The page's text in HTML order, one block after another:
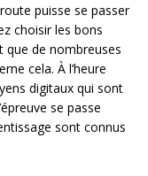
puisse se passer
choisir les bons
que de nombreuses
cela. À l’heure
digitaux qui sont
se passe
sont connus